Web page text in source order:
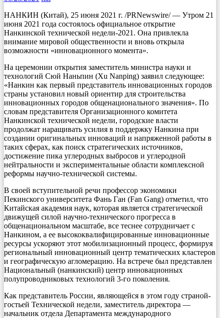
НАНКИН (Китай), 25 июня 2021 г. /PRNewswire/ — Утром 21
июня 2021 года состоялось официальное открытие
Нанкинской технической недели-2021. Она привлекла
внимание мировой общественности и вновь открыла
возможности «инновационного момента».
На церемонии открытия заместитель министра науки и
технологий Сюй Наньпин (Xu Nanping) заявил следующее:
«Нанкин как первый представитель инновационных городов
страны установил новый ориентир для строительства
инновационных городов общенационального значения». По
словам представителя Организационного комитета
Нанкинской технической недели, городские власти
продолжат наращивать усилия в поддержку Нанкина при
создании оригинальных инноваций и напряженной работы в
таких сферах, как поиск стратегических источников,
достижение пика углеродных выбросов и углеродной
нейтральности и экспериментальные области комплексной
реформы научно-технической системы.
В своей вступительной речи профессор экономики
Пекинского университета Фань Ган (Fan Gang) отметил, что
Китайская академия наук, которая является стратегической
движущей силой научно-технического прогресса в
общенациональном масштабе, все теснее сотрудничает с
Нанкином, а ее высококвалифицированные инновационные
ресурсы ускоряют этот мобилизационный процесс, формируя
региональный инновационный центр тематических кластеров
и географическую агломерацию. На встрече был представлен
Национальный (нанкинский) центр инновационных
полупроводниковых технологий 3-го поколения.
Как представитель России, являющейся в этом году страной-
гостьей Технической недели, заместитель директора —
начальник отдела Департамента международного